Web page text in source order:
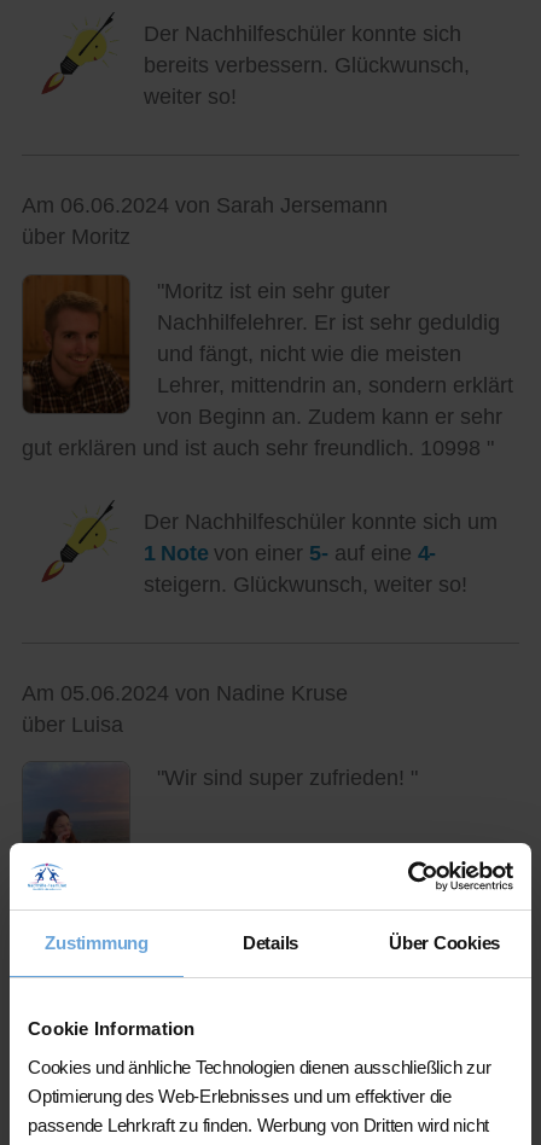
Zustimmung Details Über Cookies
Cookie Information
Cookies und änhliche Technologien dienen ausschließlich zur
Optimierung des Web-Erlebnisses und um effektiver die
passende Lehrkraft zu finden. Werbung von Dritten wird nicht
Der Nachhilfeschüler konnte sich
bereits verbessern. Glückwunsch,
weiter so!
Am 06.06.2024 von Sarah Jersemann
über Moritz
"Moritz ist ein sehr guter
Nachhilfelehrer. Er ist sehr geduldig
und fängt, nicht wie die meisten
Lehrer, mittendrin an, sondern erklärt
von Beginn an. Zudem kann er sehr
gut erklären und ist auch sehr freundlich. 10998 "
Der Nachhilfeschüler konnte sich um
1 Notevon einer 5- auf eine 4-
steigern. Glückwunsch, weiter so!
Am 05.06.2024 von Nadine Kruse
über Luisa
"Wir sind super zufrieden! "
Der Nachhilfeschüler konnte sich um
0 Notevon einer4-auf eine4
Am 05.06.2024 von Anja Heming